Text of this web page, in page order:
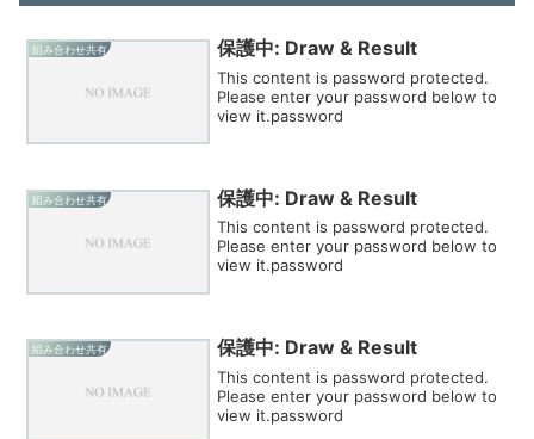
組み合わせ共有 保護中: Draw & Result
This content is password protected.
Please enter your password below to
view it.password
組み合わせ共有 保護中: Draw & Result
This content is password protected.
Please enter your password below to
view it.password
組み合わせ共有 保護中: Draw & Result
This content is password protected.
Please enter your password below to
view it.password